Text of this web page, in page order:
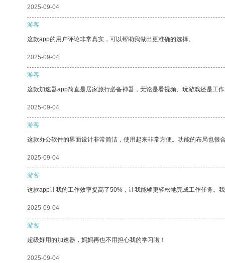
2025-09-04
游客
这款app的用户评论非常真实，可以帮助我做出更准确的选择。
2025-09-04
游客
这款加速器app简直是居家旅行必备神器，无论是看视频、玩游戏还是工
2025-09-04
游客
这款办公软件的界面设计非常简洁，使用起来非常方便。功能的布局也很
2025-09-04
游客
这款app让我的工作效率提高了50%，让我能够更轻松地完成工作任务。
2025-09-04
游客
超级好用的加速器，妈妈再也不用担心我的学习啦！
2025-09-04